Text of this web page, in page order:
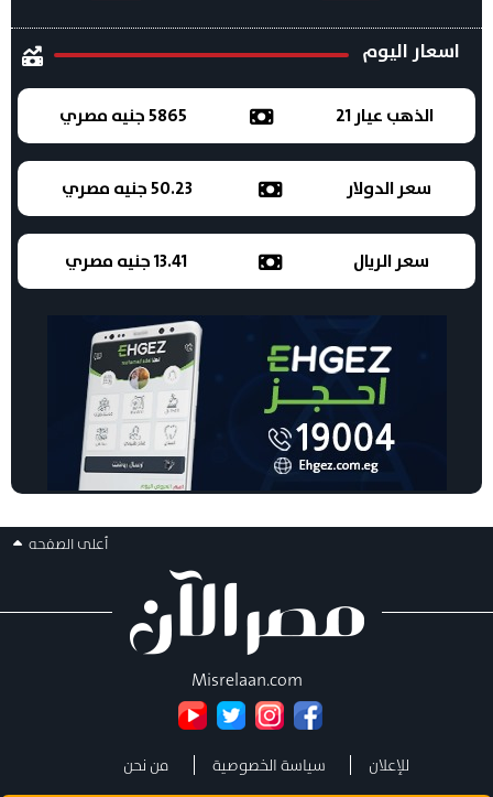
اسعار اليوم
الذهب عيار 21 5865 جنيه مصري
سعر الدولار 50.23 جنيه مصري
سعر الريال 13.41 جنيه مصري
أعلى الصفحه
Misrelaan.com
للإعلان سياسة الخصوصية من نحن